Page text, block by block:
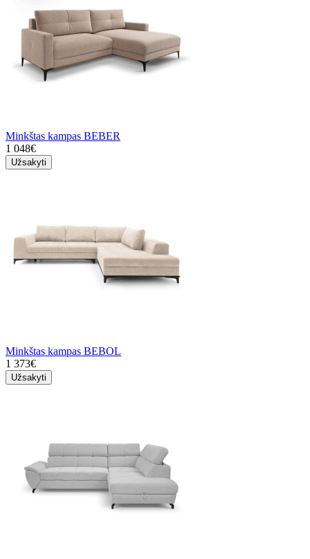
Minkštas kampas BEBER
1 048€
Užsakyti
Minkštas kampas BEBOL
1 373€
Užsakyti